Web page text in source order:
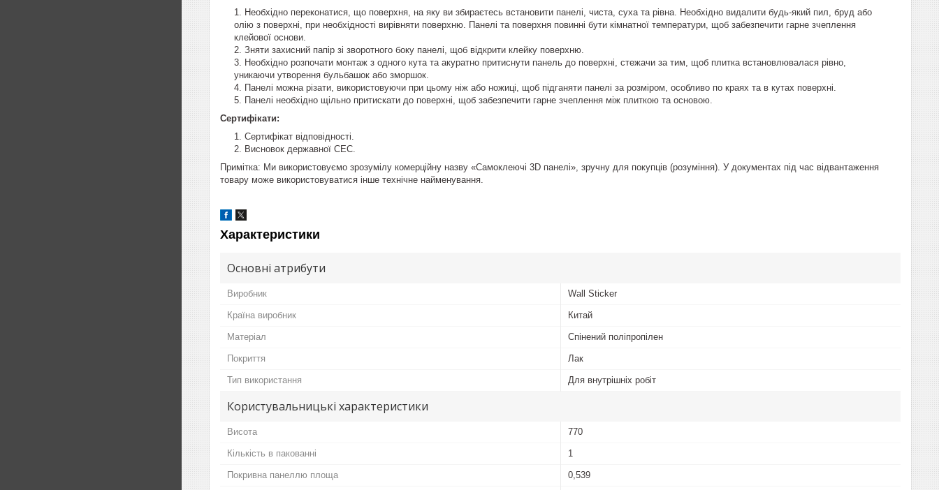
Необхідно переконатися, що поверхня, на яку ви збираєтесь встановити панелі, чиста, суха та рівна. Необхідно видалити будь-який пил, бруд або
олію з поверхні, при необхідності вирівняти поверхню. Панелі та поверхня повинні бути кімнатної температури, щоб забезпечити гарне зчеплення
клейової основи.
Зняти захисний папір зі зворотного боку панелі, щоб відкрити клейку поверхню.
Необхідно розпочати монтаж з одного кута та акуратно притиснути панель до поверхні, стежачи за тим, щоб плитка встановлювалася рівно,
уникаючи утворення бульбашок або зморшок.
Панелі можна різати, використовуючи при цьому ніж або ножиці, щоб підганяти панелі за розміром, особливо по краях та в кутах поверхні.
Панелі необхідно щільно притискати до поверхні, щоб забезпечити гарне зчеплення між плиткою та основою.
Сертифікати:
Сертифікат відповідності.
Висновок державної СЕС.
Примітка: Ми використовуємо зрозумілу комерційну назву «Самоклеючі 3D панелі», зручну для покупців (розуміння). У документах під час відвантаження
товару може використовуватися інше технічне найменування.
Характеристики
Основні атрибути
Виробник Wall Sticker
Країна виробник Китай
Матеріал Спінений поліпропілен
Покриття Лак
Тип використання Для внутрішніх робіт
Користувальницькі характеристики
Висота 770
Кількість в пакованні 1
Покривна панеллю площа 0,539